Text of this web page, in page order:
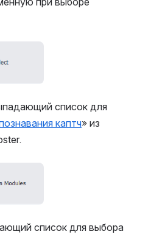
список для
каптч» из
список для выбора